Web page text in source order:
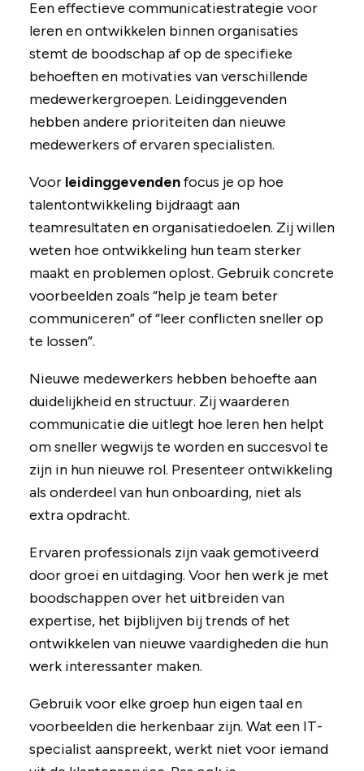
Een effectieve communicatiestrategie voor
leren en ontwikkelen binnen organisaties
stemt de boodschap af op de specifieke
behoeften en motivaties van verschillende
medewerkergroepen. Leidinggevenden
hebben andere prioriteiten dan nieuwe
medewerkers of ervaren specialisten.
Voor leidinggevendenfocus je op hoe
talentontwikkeling bijdraagt aan
teamresultaten en organisatiedoelen. Zij willen
weten hoe ontwikkeling hun team sterker
maakt en problemen oplost. Gebruik concrete
voorbeelden zoals “help je team beter
communiceren” of “leer conflicten sneller op
te lossen”.
Nieuwe medewerkers hebben behoefte aan
duidelijkheid en structuur. Zij waarderen
communicatie die uitlegt hoe leren hen helpt
om sneller wegwijs te worden en succesvol te
zijn in hun nieuwe rol. Presenteer ontwikkeling
als onderdeel van hun onboarding, niet als
extra opdracht.
Ervaren professionals zijn vaak gemotiveerd
door groei en uitdaging. Voor hen werk je met
boodschappen over het uitbreiden van
expertise, het bijblijven bij trends of het
ontwikkelen van nieuwe vaardigheden die hun
werk interessanter maken.
Gebruik voor elke groep hun eigen taal en
voorbeelden die herkenbaar zijn. Wat een IT-
specialist aanspreekt, werkt niet voor iemand